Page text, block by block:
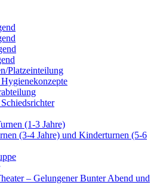
Platzeinteilung
(1-3 Jahre)
(3-4 Jahre) und Kinderturnen (5-6
– Gelungener Bunter Abend und